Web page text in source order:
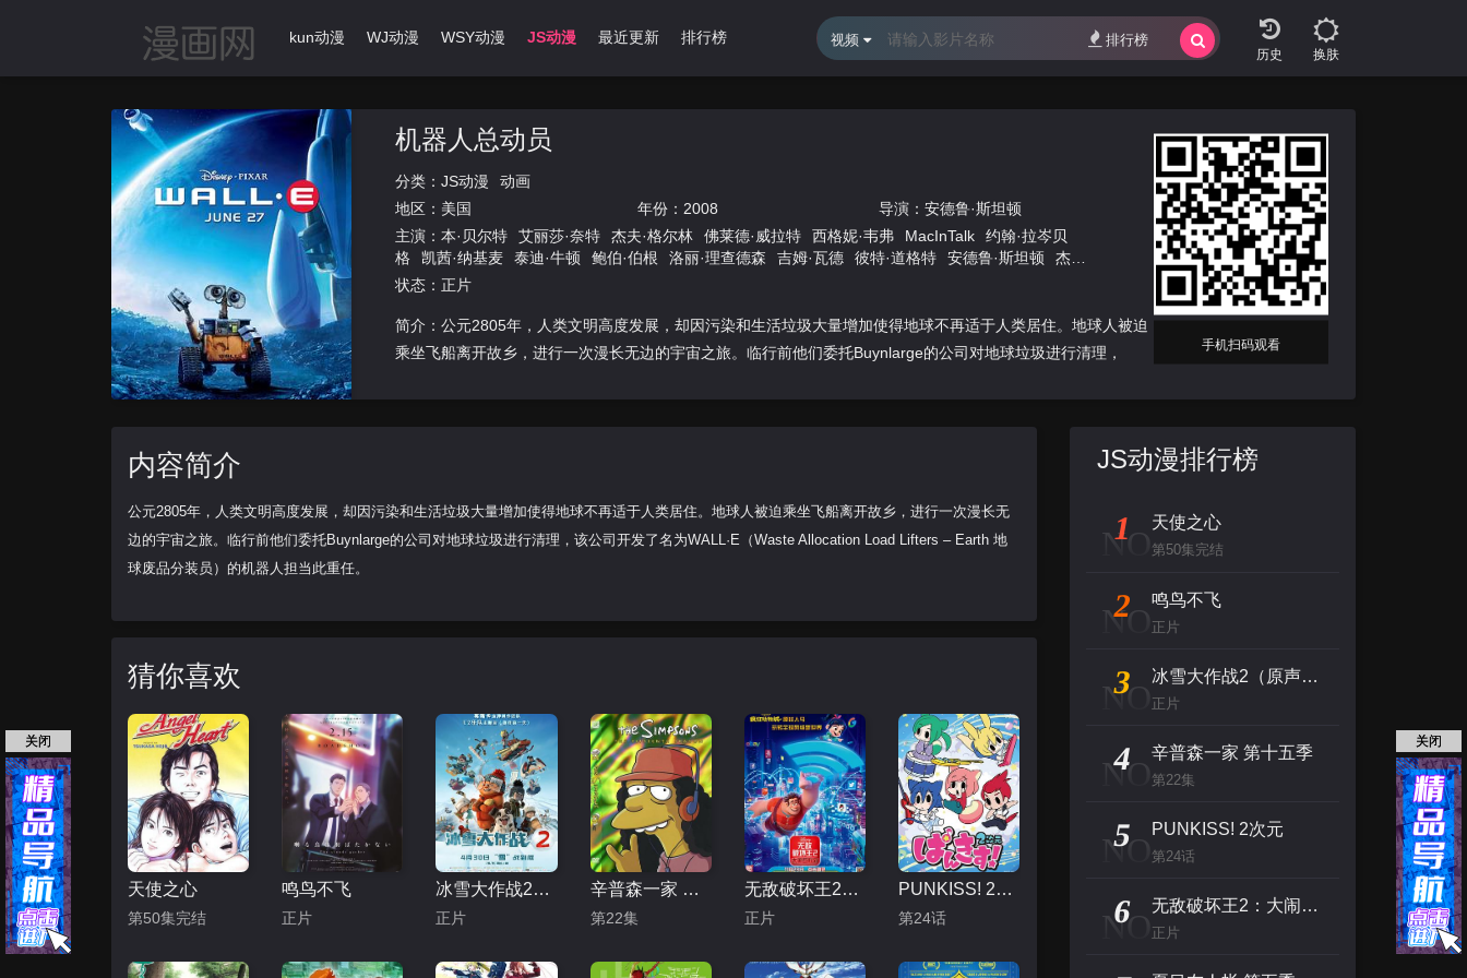
首页 动漫导航 Ikun动漫 WJ动漫 WSY动漫 JS动漫 最近更新 排行榜
换肤
视频 排行榜
机器人总动员
分类： JS动漫
动画
地区： 美国 年份： 2008 导演：安德鲁·斯坦顿
主演： 本·贝尔特 艾丽莎·奈特 杰夫·格尔林 佛莱德·威拉特 西格妮·韦弗 MacInTalk
约翰·拉岑贝
格
凯茜·纳基麦 泰迪·牛顿 鲍伯·伯根 洛丽·理查德森 吉姆·瓦德 彼特·道格特 安德鲁·斯坦顿
杰夫
·皮金
约翰·齐甘
状态：正片
简介：公元2805年，人类文明高度发展，却因污染和生活垃圾大量增加使得地球不再适于人类居住。地球人被迫
乘坐飞船离开故乡，进行一次漫长无边的宇宙之旅。临行前他们委托Buynlarge的公司对地球垃圾进行清理，
手机扫码观看
内容简介
公元2805年，人类文明高度发展，却因污染和生活垃圾大量增加使得地球不再适于人类居住。地球人被迫乘坐飞船离开故乡，进行一次漫长无
边的宇宙之旅。临行前他们委托Buynlarge的公司对地球垃圾进行清理，该公司开发了名为WALL·E（Waste Allocation Load Lifters – Earth 地
球废品分装员）的机器人担当此重任。
猜你喜欢
天使之心
第50集完结
鸣鸟不飞
正片
冰雪大作战2（原声版）
正片
辛普森一家 第十五季
第22集
无敌破坏王2：大闹互联网
正片
PUNKISS! 2次元
第24话
JS动漫排行榜
NO
1 天使之心
第50集完结
NO
2 鸣鸟不飞
正片
NO
3 冰雪大作战2（原声版）
正片
NO
4 辛普森一家 第十五季
第22集
NO
5 PUNKISS! 2次元
第24话
NO
6 无敌破坏王2：大闹互联网
正片
关闭 关闭